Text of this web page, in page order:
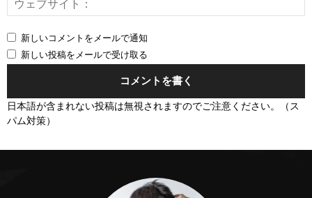
*
新しいコメントをメールで通知
新しい投稿をメールで受け取る
日本語が含まれない投稿は無視されますのでご注意ください。（ス
パム対策）